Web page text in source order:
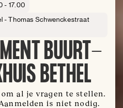
- 17.00
- Thomas Schwenckestraat
BUURT-
BETHEL
al je vragen te stellen.
is niet nodig.